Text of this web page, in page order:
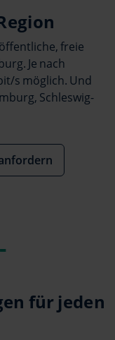
freie
Je nach
s möglich. Und
Schleswig-
für jeden